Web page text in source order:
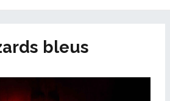
bleus